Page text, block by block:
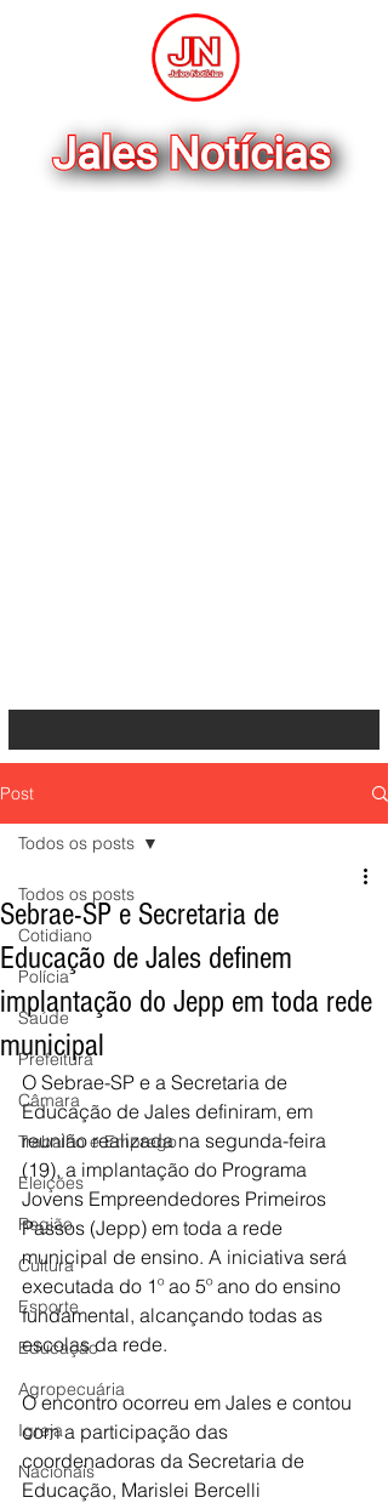
Post
Todos os posts
Cotidiano
Polícia
Saúde
Prefeitura
Câmara
Trabalho e Emprego
Eleições
Região
Cultura
Esporte
Educação
Agropecuária
Igreja
Nacionais
Todos os posts
Sebrae-SP e Secretaria de
Educação de Jales definem
implantação do Jepp em toda rede
municipal
O Sebrae-SP e a Secretaria de
Educação de Jales definiram, em
reunião realizada na segunda-feira
(19), a implantação do Programa
Jovens Empreendedores Primeiros
Passos (Jepp) em toda a rede
municipal de ensino. A iniciativa será
executada do 1º ao 5º ano do ensino
fundamental, alcançando todas as
escolas da rede.
O encontro ocorreu em Jales e contou
com a participação das
coordenadoras da Secretaria de
Educação, Marislei Bercelli